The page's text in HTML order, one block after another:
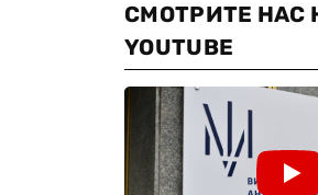
СМОТРИТЕ НАС
YOUTUBE